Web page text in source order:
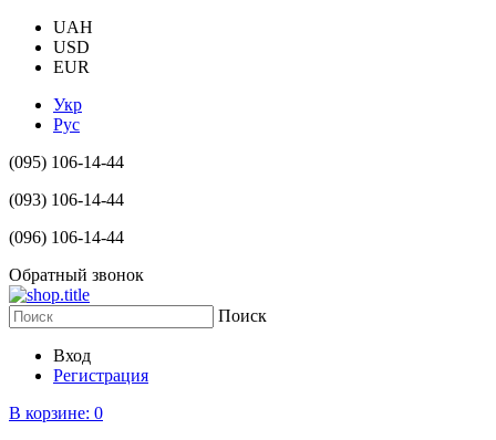
UAH
USD
EUR
Укр
Рус
(095) 106-14-44
(093) 106-14-44
(096) 106-14-44
Обратный звонок
Поиск
Вход
Регистрация
В корзине: 0